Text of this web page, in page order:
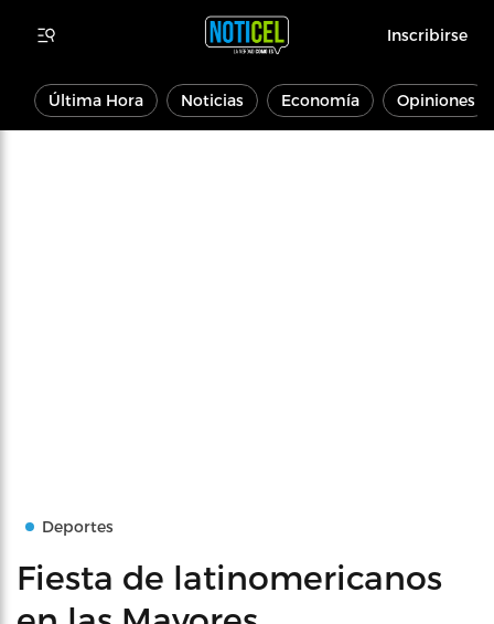
Inscribirse
Última Hora Noticias Economía Opiniones
Deportes
Fiesta de latinomericanos